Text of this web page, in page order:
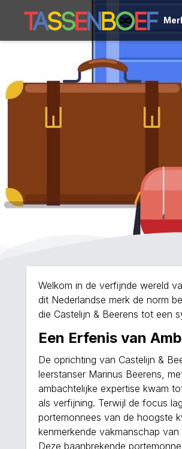
Welkom in de verfijnde wereld
dit Nederlandse merk de norm
die Castelijn & Beerens tot een
Een Erfenis van
De oprichting van Castelijn &
leerstanser Marinus Beerens,
ambachtelijke expertise kwam
als verfijning. Terwijl de focus
portemonnees van de hoogste
kenmerkende vakmanschap
Deze baanbrekende